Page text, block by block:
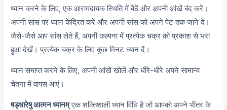
ध्यान करने के लिए, एक आरामदायक स्थिति में बैठें और अपनी आंखें बंद करें।
अपनी सांस पर ध्यान केंद्रित करें और अपनी सांस को अपने पेट तक जाने दें।
जैसे-जैसे आप सांस लेते हैं, अपनी कल्पना में प्रत्येक चक्र को प्रकाश से भरा
हुआ देखें। प्रत्येक चक्र के लिए कुछ मिनट ध्यान दें।
ध्यान समाप्त करने के लिए, अपनी आंखें खोलें और धीरे-धीरे अपने सामान्य
चेतना में वापस आएं।
षड्धारेषु आत्मन ध्यानम्एक शक्तिशाली ध्यान विधि है जो आपको अपने भीतर के